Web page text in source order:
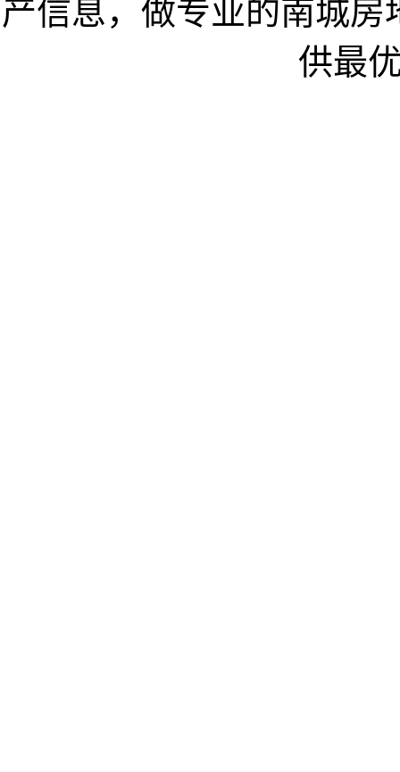
产信息，做专业的南城
供最